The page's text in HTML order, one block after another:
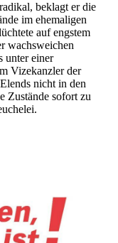
beklagt er die
im ehemaligen
auf engstem
wachsweichen
unter einer
Vizekanzler der
nicht in den
Zustände sofort zu